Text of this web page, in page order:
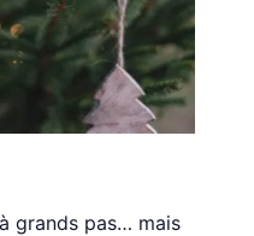
grands pas… mais